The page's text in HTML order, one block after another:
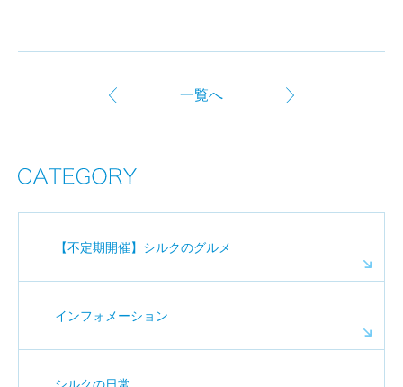
一覧へ
【不定期開催】シルクのグルメ
インフォメーション
シルクの日常